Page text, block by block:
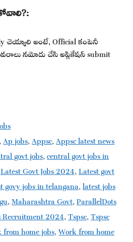
చెయ్యాలి అంటే, Official కంపెనీ
నమోదు చేసి అప్లికేషన్ submit
,Ap jobs,Appsc,Appsc latest news
govt jobs,central govt jobs in
Latest Govt Jobs 2024,Latest govt
govy jobs in telangana,latest jobs
,Maharashtra Govt,ParallelDots
2024,Tspsc,Tspsc
home jobs,Work from home